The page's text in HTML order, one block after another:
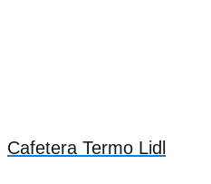
Cafetera Termo Lidl